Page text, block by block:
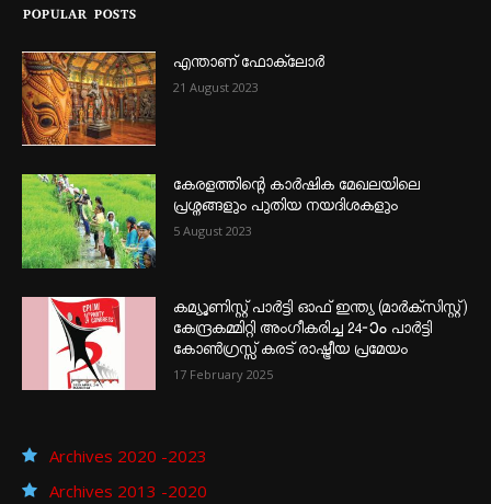
POPULAR POSTS
എന്താണ്‌ ഫോക്‌ലോർ
21 August 2023
കേരളത്തിന്റെ കാർഷിക മേഖലയിലെ
പ്രശ്നങ്ങളും പുതിയ നയദിശകളും
5 August 2023
കമ്യൂണിസ്റ്റ് പാർട്ടി ഓഫ് ഇന്ത്യ (മാർക്സിസ്റ്റ്)
കേന്ദ്രകമ്മിറ്റി അംഗീകരിച്ച 24‐ാം പാർട്ടി
കോൺഗ്രസ്സ് കരട് രാഷ്ട്രീയ പ്രമേയം
17 February 2025
Archives 2020 -2023
Archives 2013 -2020